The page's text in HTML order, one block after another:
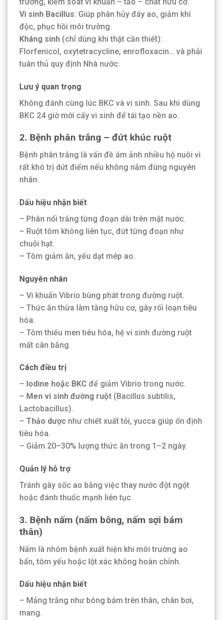
Vi sinh Bacillus: Giúp phân hủy đáy ao, giảm khí
độc, phục hồi môi trường.
Kháng sinh (chỉ dùng khi thật cần thiết):
Florfenicol, oxytetracycline, enrofloxacin… và phải
tuân thủ quy định Nhà nước.
Lưu ý quan trọng
Không đánh cùng lúc BKC và vi sinh. Sau khi dùng
BKC 24 giờ mới cấy vi sinh để tái tạo nền ao.
2. Bệnh phân trắng – đứt khúc ruột
Bệnh phân trắng là vấn đề ám ảnh nhiều hộ nuôi vì
rất khó trị dứt điểm nếu không nắm đúng nguyên
nhân.
Dấu hiệu nhận biết
– Phân nổi trắng từng đoạn dài trên mặt nước.
– Ruột tôm không liên tục, đứt từng đoạn như
chuỗi hạt.
– Tôm giảm ăn, yếu dạt mép ao.
Nguyên nhân
– Vi khuẩn Vibrio bùng phát trong đường ruột.
– Thức ăn thừa làm tăng hữu cơ, gây rối loạn tiêu
hóa.
– Tôm thiếu men tiêu hóa, hệ vi sinh đường ruột
mất cân bằng.
Cách điều trị
– Iodine hoặc BKC để giảm Vibrio trong nước.
– Men vi sinh đường ruột (Bacillus subtilis,
Lactobacillus).
– Thảo dược như chiết xuất tỏi, yucca giúp ổn định
tiêu hóa.
– Giảm 20–30% lượng thức ăn trong 1–2 ngày.
Quản lý hỗ trợ
Tránh gây sốc ao bằng việc thay nước đột ngột
hoặc đánh thuốc mạnh liên tục.
3. Bệnh nấm (nấm bông, nấm sợi bám
thân)
Nấm là nhóm bệnh xuất hiện khi môi trường ao
bẩn, tôm yếu hoặc lột xác không hoàn chỉnh.
Dấu hiệu nhận biết
– Mảng trắng như bông bám trên thân, chân bơi,
mang.